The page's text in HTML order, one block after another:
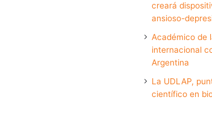
creará
ansioso-
Académico de
internacional
Argentina
La UDLAP,
científico en